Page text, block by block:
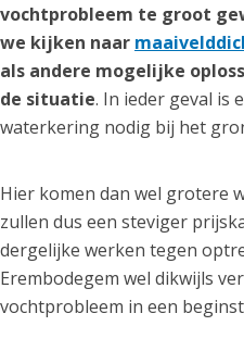
vochtprobleem te groot
we kijken naar
als andere mogelijke
de situatie. In ieder geval is
waterkering nodig bij het
Hier komen dan wel grotere
zullen dus een steviger
dergelijke werken tegen
Erembodegem wel dikwijls
vochtprobleem in een